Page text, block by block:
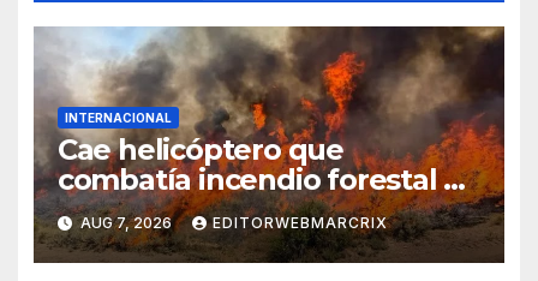
INTERNACIONAL
Cae helicóptero que
combatía incendio forestal en
Utah
AUG 7, 2026 EDITORWEBMARCRIX